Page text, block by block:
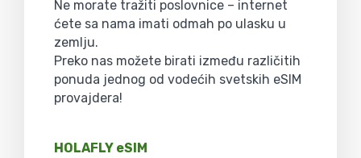
Ne morate tražiti poslovnice – internet
ćete sa nama imati odmah po ulasku u
zemlju.
Preko nas možete birati između različitih
ponuda jednog od vodećih svetskih eSIM
provajdera!
HOLAFLY eSIM